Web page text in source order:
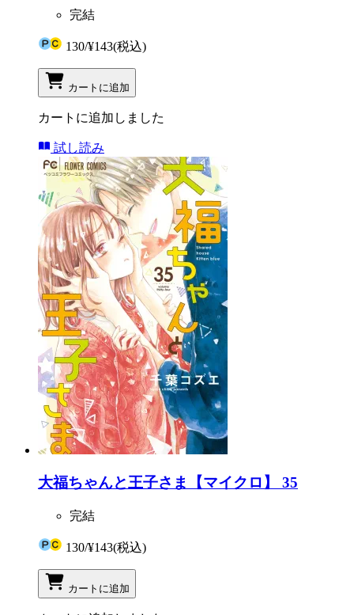
完結
130/¥143(税込)
カートに追加
カートに追加しました
試し読み
大福ちゃんと王子さま【マイクロ】 35
完結
130/¥143(税込)
カートに追加